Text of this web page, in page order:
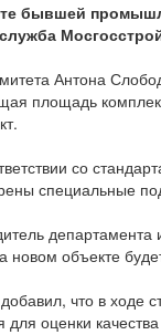
бывшей
Антона
площадь
со
специальные
новом объекте
что в ходе
оценки